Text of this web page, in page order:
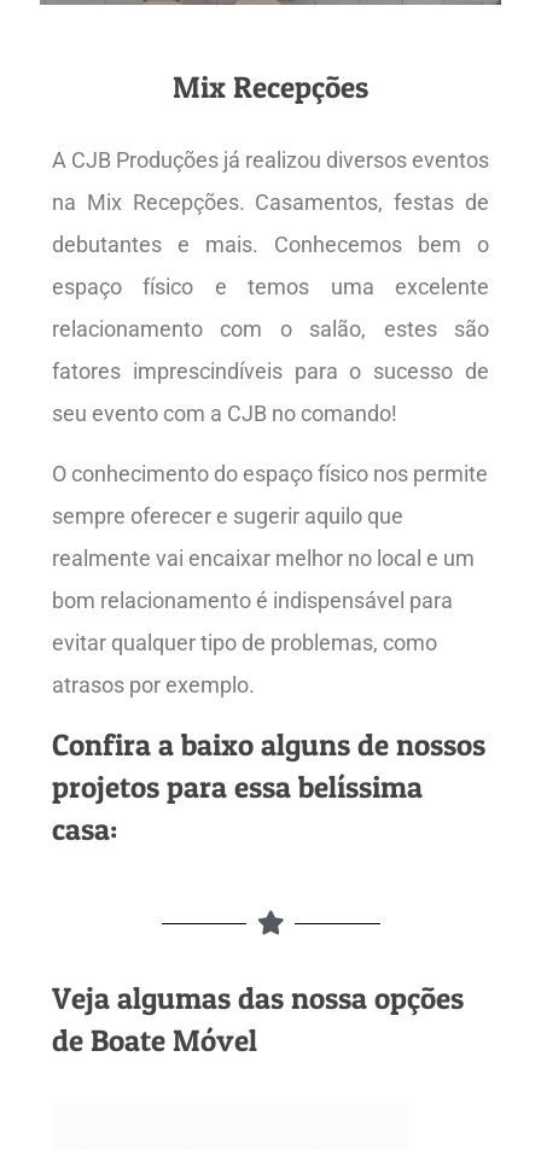
Mix Recepções
A CJB Produções já realizou diversos eventos
na Mix Recepções. Casamentos, festas de
debutantes e mais. Conhecemos bem o
espaço físico e temos uma excelente
relacionamento com o salão, estes são
fatores imprescindíveis para o sucesso de
seu evento com a CJB no comando!
O conhecimento do espaço físico nos permite
sempre oferecer e sugerir aquilo que
realmente vai encaixar melhor no local e um
bom relacionamento é indispensável para
evitar qualquer tipo de problemas, como
atrasos por exemplo.
Confira a baixo alguns de nossos
projetos para essa belíssima
casa:
Veja algumas das nossa opções
de Boate Móvel